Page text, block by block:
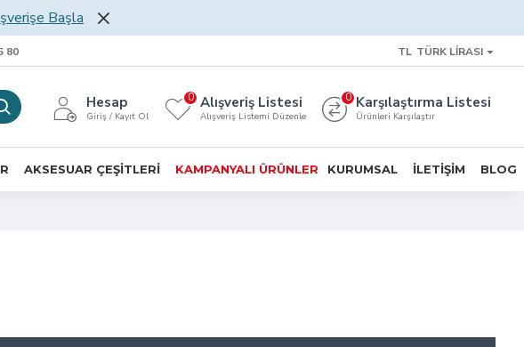
Başla
80 TL TÜRK LIRASI
Hesap
Giriş / Kayıt Ol
Alışveriş Listesi
Alışveriş Listemi Düzenle
0 Karşılaştırma Listesi
Ürünleri Karşılaştır
0
AKSESUAR ÇEŞITLERI KAMPANYALI ÜRÜNLER KURUMSAL İLETIŞIM BLOG